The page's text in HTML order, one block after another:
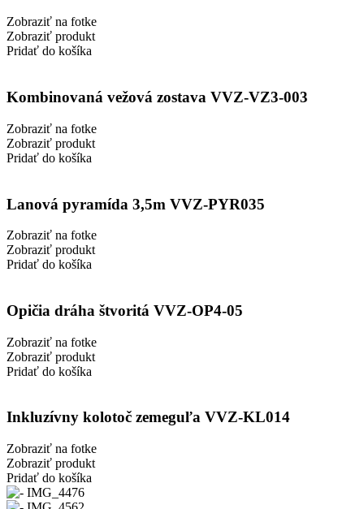
Zobraziť na fotke
Zobraziť produkt
Pridať do košíka
Kombinovaná vežová zostava VVZ-VZ3-003
Zobraziť na fotke
Zobraziť produkt
Pridať do košíka
Lanová pyramída 3,5m VVZ-PYR035
Zobraziť na fotke
Zobraziť produkt
Pridať do košíka
Opičia dráha štvoritá VVZ-OP4-05
Zobraziť na fotke
Zobraziť produkt
Pridať do košíka
Inkluzívny kolotoč zemeguľa VVZ-KL014
Zobraziť na fotke
Zobraziť produkt
Pridať do košíka